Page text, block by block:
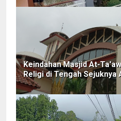
Keindahan Masjid At-
Religi di Tengah Sejuknya